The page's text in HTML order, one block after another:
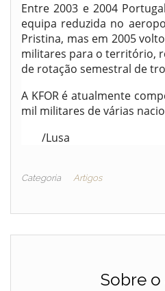
Entre 2003 e 2004
equipa reduzida no
Pristina, mas em 2005
militares para o território,
de rotação semestral de
A KFOR é atualmente
mil militares de várias
/Lusa
Categoria Artigos
Sobre